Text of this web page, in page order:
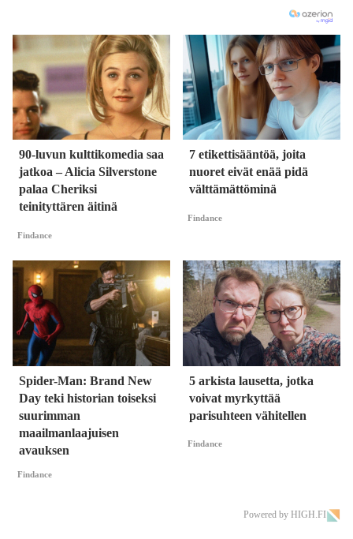
90-luvun kulttikomedia saa
jatkoa – Alicia Silverstone
palaa Cheriksi
teinityttären äitinä
Findance
7 etikettisääntöä, joita
nuoret eivät enää pidä
välttämättöminä
Findance
Spider-Man: Brand New
Day teki historian toiseksi
suurimman
maailmanlaajuisen
avauksen
Findance
5 arkista lausetta, jotka
voivat myrkyttää
parisuhteen vähitellen
Findance
Powered by HIGH.FI